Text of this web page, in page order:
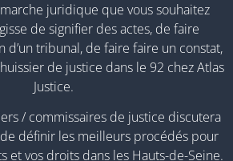
juridique que vous souhaitez
de signifier des actes, de faire
tribunal, de faire faire un constat,
de justice dans le 92 chez Atlas
Justice.
/ commissaires de justice discutera
définir les meilleurs procédés pour
et vos droits dans les Hauts-de-Seine.